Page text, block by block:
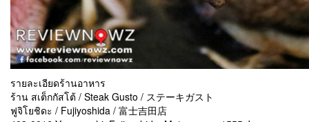
รายละเอียดร้านอาหาร
ร้าน สเต็กกัสโต้ / Steak Gusto / ステーキガスト
ฟูจิโยชิดะ / Fujiyoshida / 富士吉田店